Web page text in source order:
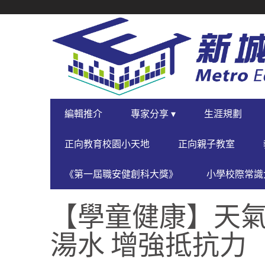
NAVIGATION
PRIMARY
NAVIGATION
編輯推介 專家分享 ▾ 生涯規劃
正向教育校園小天地 正向親子教室
《第一屆職安健創科大獎》 小學校際常
【學童健康】天
湯水 增強抵抗力